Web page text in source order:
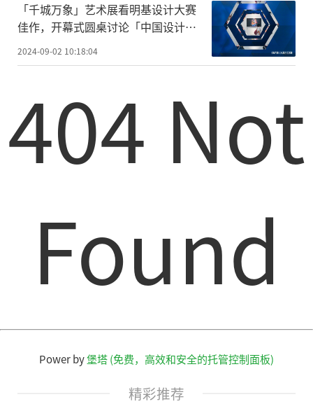
「千城万象」艺术展看明基设计大赛
佳作，开幕式圆桌讨论「中国设计力
崛起」
2024-09-02 10:18:04
404 Not
Found
Power by堡塔 (免费，高效和安全的托管控制面板)
精彩推荐